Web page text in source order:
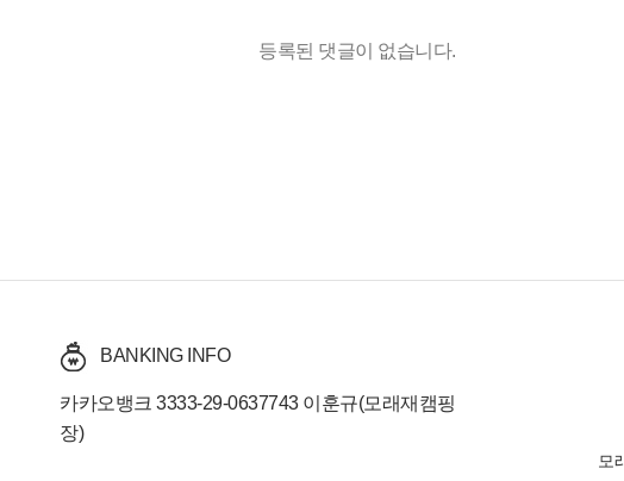
등록된 댓글이 없습니다.
BANKING INFO
카카오뱅크 3333-29-0637743 이훈규(모래재캠핑
장)
모